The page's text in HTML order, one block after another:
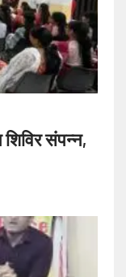
शिविर संपन्न,